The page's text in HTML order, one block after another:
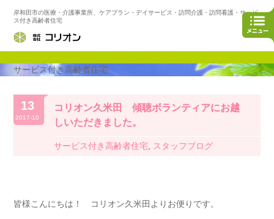
岸和田市の医療・介護事業所、ケアプラン・デイサービス・訪問介護・訪問看護・サービ
ス付き高齢者住宅
サービス付き高齢者住宅
13
2017-10
コリオン久米田 傾聴ボランティアにお越
しいただきました。
サービス付き高齢者住宅 スタッフブログ
皆様こんにちは！ コリオン久米田よりお便りです。